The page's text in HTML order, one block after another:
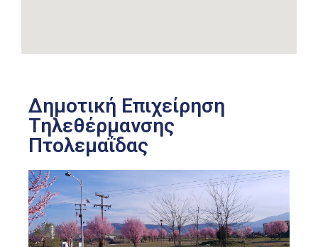
Δημοτική Επιχείρηση
Τηλεθέρμανσης
Πτολεμαΐδας